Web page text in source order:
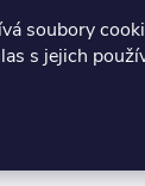
soubory
s jejich
české
díky němuž